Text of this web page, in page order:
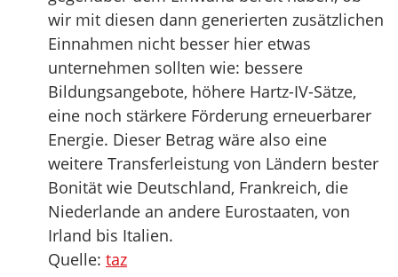
wir mit diesen dann generierten zusätzlichen
Einnahmen nicht besser hier etwas
unternehmen sollten wie: bessere
Bildungsangebote, höhere Hartz-IV-Sätze,
eine noch stärkere Förderung erneuerbarer
Energie. Dieser Betrag wäre also eine
weitere Transferleistung von Ländern bester
Bonität wie Deutschland, Frankreich, die
Niederlande an andere Eurostaaten, von
Irland bis Italien.
Quelle: taz